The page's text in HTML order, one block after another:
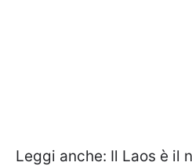
Leggi anche: Il Laos è il